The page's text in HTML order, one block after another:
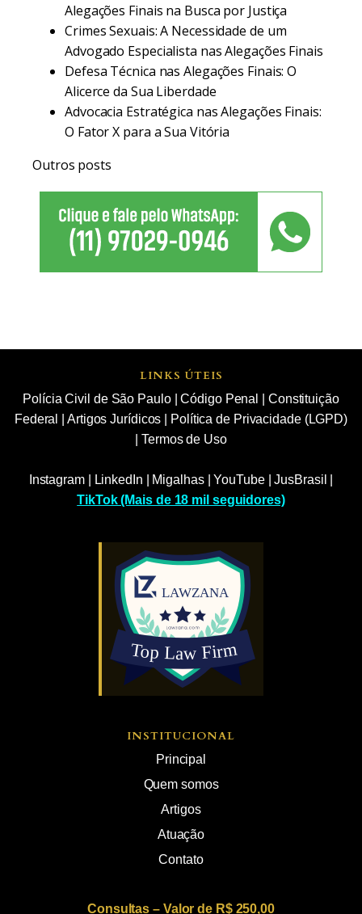
Alegações Finais na Busca por Justiça
Crimes Sexuais: A Necessidade de um
Advogado Especialista nas Alegações Finais
Defesa Técnica nas Alegações Finais: O
Alicerce da Sua Liberdade
Advocacia Estratégica nas Alegações Finais:
O Fator X para a Sua Vitória
Outros posts
LINKS ÚTEIS
Polícia Civil de São Paulo|Código Penal
Constituição
Federal
Artigos Jurídicos
Política de Privacidade (LGPD)
|Termos de Uso
Instagram| LinkedIn Migalhas|YouTube|JusBrasil
TikTok (Mais de 18 mil seguidores)
INSTITUCIONAL
Principal
Quem somos
Artigos
Atuação
Contato
Consultas – Valor de R$ 250,00